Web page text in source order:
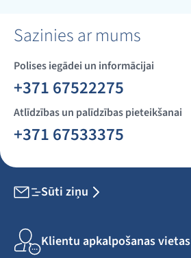
Sazinies ar mums
Polises iegādei un informācijai
+371 67522275
Atlīdzības un palīdzības pieteikšanai
+371 67533375
Sūti ziņu
Klientu apkalpošanas vietas